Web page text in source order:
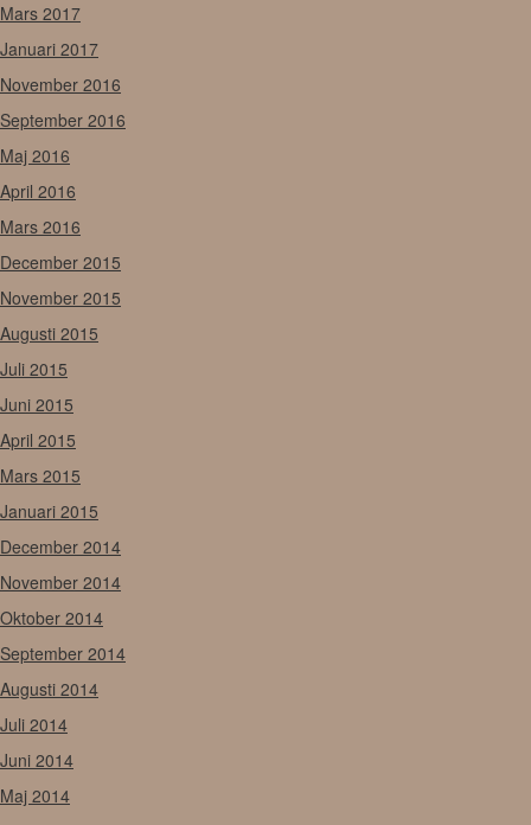
Mars 2017
Januari 2017
November 2016
September 2016
Maj 2016
April 2016
Mars 2016
December 2015
November 2015
Augusti 2015
Juli 2015
Juni 2015
April 2015
Mars 2015
Januari 2015
December 2014
November 2014
Oktober 2014
September 2014
Augusti 2014
Juli 2014
Juni 2014
Maj 2014